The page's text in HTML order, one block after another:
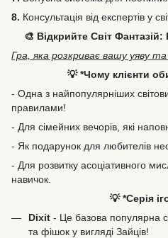
8. Консультація від експертів у
🎨 Відкрийте Світ Фантазій:
Гра, яка розкриває вашу уяву та
💡 *Чому клієнти
- Одна з найпопулярніших
правилами!
- Для сімейних вечорів, які
- Як подарунок для любителів
- Для розвитку асоціативного
навичок.
💡 *Серія
Dixit - Це базова популярна
та фішок у вигляді Зайців!